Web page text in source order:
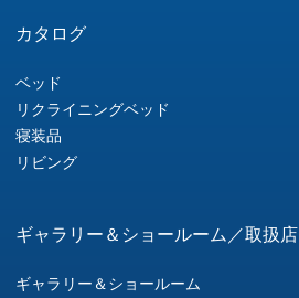
カタログ
ベッド
リクライニングベッド
寝装品
リビング
ギャラリー＆ショールーム／取扱店
ギャラリー＆ショールーム